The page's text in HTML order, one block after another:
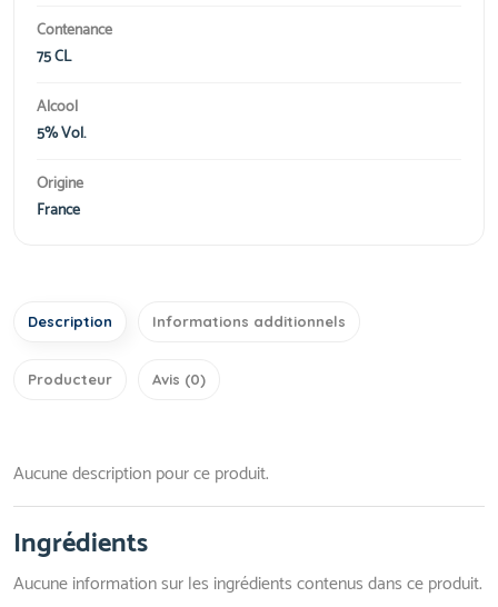
Contenance
75 CL
Alcool
5% Vol.
Origine
France
Description Informations additionnels
Producteur Avis (0)
Aucune description pour ce produit.
Ingrédients
Aucune information sur les ingrédients contenus dans ce produit.